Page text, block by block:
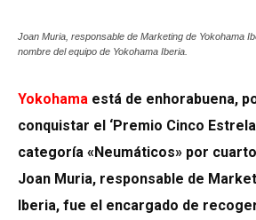
Joan Muria, responsable de Marketing de Yokohama
nombre del equipo de Yokohama Iberia.
Yokohama está de enhorabuena,
conquistar el ‘Premio Cinco
categoría «Neumáticos» por
Joan Muria, responsable de
Iberia, fue el encargado de